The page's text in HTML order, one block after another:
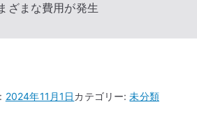
ざまな費用が発生
2024年11月1日カテゴリー:未分類